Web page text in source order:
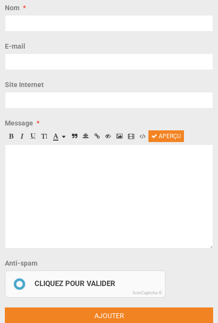
Nom
E-mail
Site Internet
Message
APERÇU
Anti-spam
CLIQUEZ POUR VALIDER
IconCaptcha ©
AJOUTER